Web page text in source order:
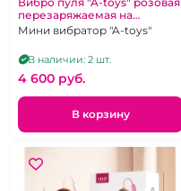
перезаряжаемая на
дистанционном управлении
Мини вибратор "A-toys"
В наличии: 2 шт.
4 600 pуб.
В корзину